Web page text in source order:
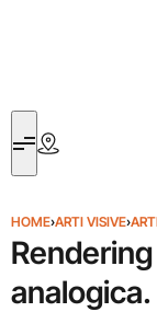
HOME›ARTI VISIVE›